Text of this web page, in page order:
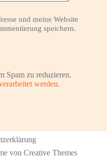
und meine Website
speichern.
Spam zu reduzieren.
werden.
vonCreative Themes